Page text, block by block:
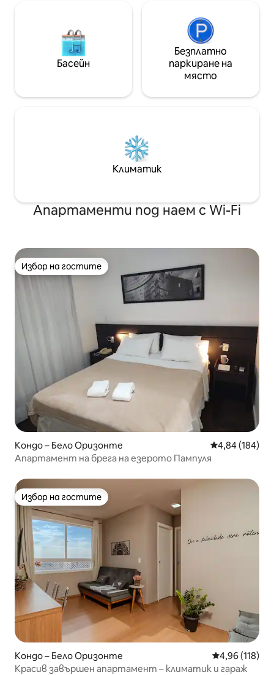
Басейн
Безплатно
паркиране на
място
Климатик
Апартаменти под наем с Wi-Fi
Избор на гостите
Избор на гостите
Кондо – Бело Оризонте Средна
4,84 (184)
Апартамент на брега на езерото Пампуля
Избор на гостите
Избор на гостите
Кондо – Бело Оризонте Средна
4,96 (118)
Красив завършен апартамент – климатик и гараж